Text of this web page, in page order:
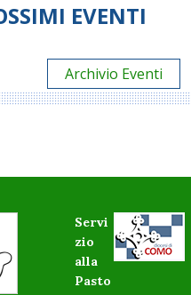
EVENTI
Archivio Eventi
Servi
zio
alla
Pasto